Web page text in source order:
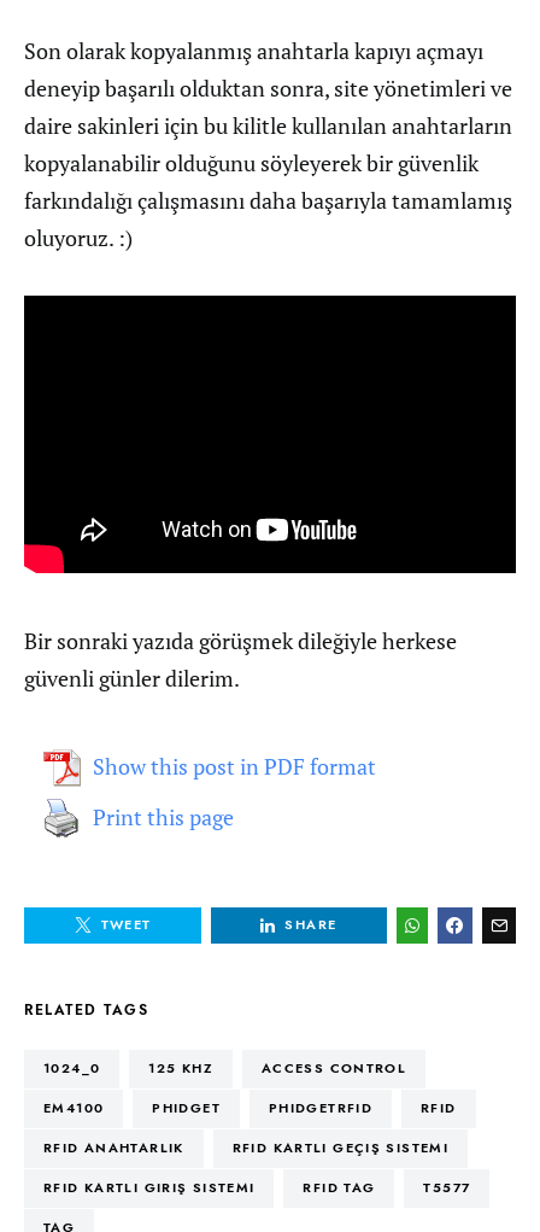
Son olarak kopyalanmış anahtarla kapıyı açmayı
deneyip başarılı olduktan sonra, site yönetimleri ve
daire sakinleri için bu kilitle kullanılan anahtarların
kopyalanabilir olduğunu söyleyerek bir güvenlik
farkındalığı çalışmasını daha başarıyla tamamlamış
oluyoruz. :)
Bir sonraki yazıda görüşmek dileğiyle herkese
güvenli günler dilerim.
Show this post in PDF format
Print this page
TWEET SHARE
RELATED TAGS
1024_0 125 KHZ ACCESS CONTROL
EM4100 PHIDGET PHIDGETRFID RFID
RFID ANAHTARLIK RFID KARTLI GEÇIŞ SISTEMI
RFID KARTLI GIRIŞ SISTEMI RFID TAG T5577
TAG